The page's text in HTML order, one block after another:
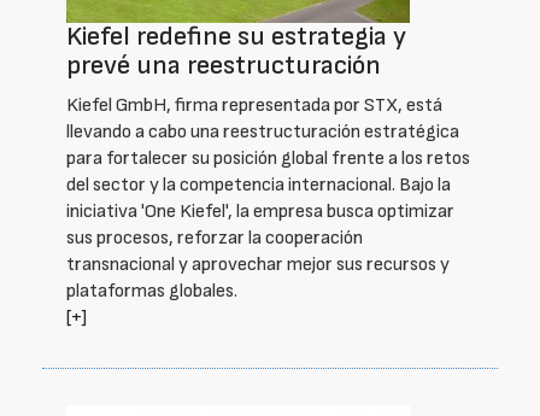
Kiefel redefine su estrategia y
prevé una reestructuración
Kiefel GmbH, firma representada por STX, está
llevando a cabo una reestructuración estratégica
para fortalecer su posición global frente a los retos
del sector y la competencia internacional. Bajo la
iniciativa 'One Kiefel', la empresa busca optimizar
sus procesos, reforzar la cooperación
transnacional y aprovechar mejor sus recursos y
plataformas globales.
[+]